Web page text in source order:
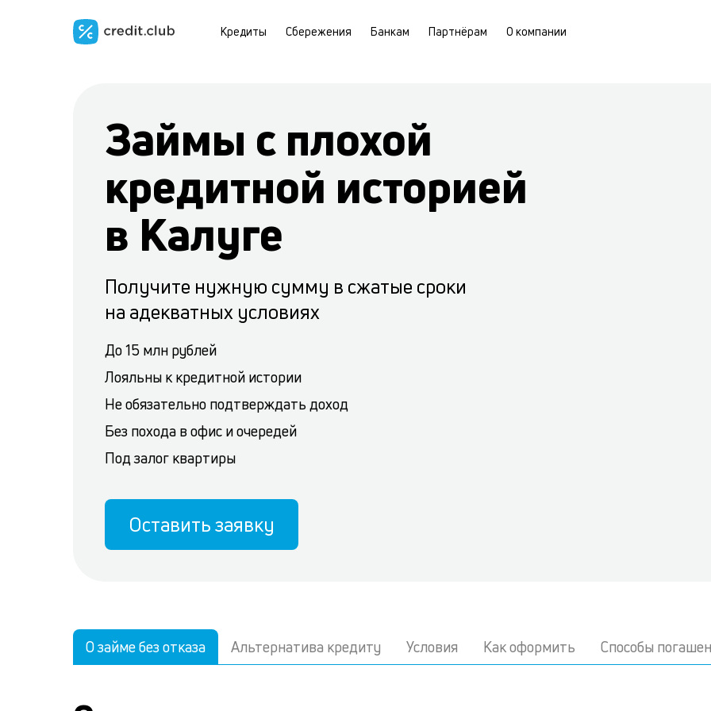
Кредиты Сбережения Банкам Партнёрам О компании
Займы с плохой
кредитной историей
в Калуге
Получите нужную сумму в сжатые сроки
на адекватных условиях
До 15 млн рублей
Лояльны к кредитной истории
Не обязательно подтверждать доход
Без похода в офис и очередей
Под залог квартиры
Оставить заявку
О займе без отказа Альтернатива кредиту Условия Как оформить Способы